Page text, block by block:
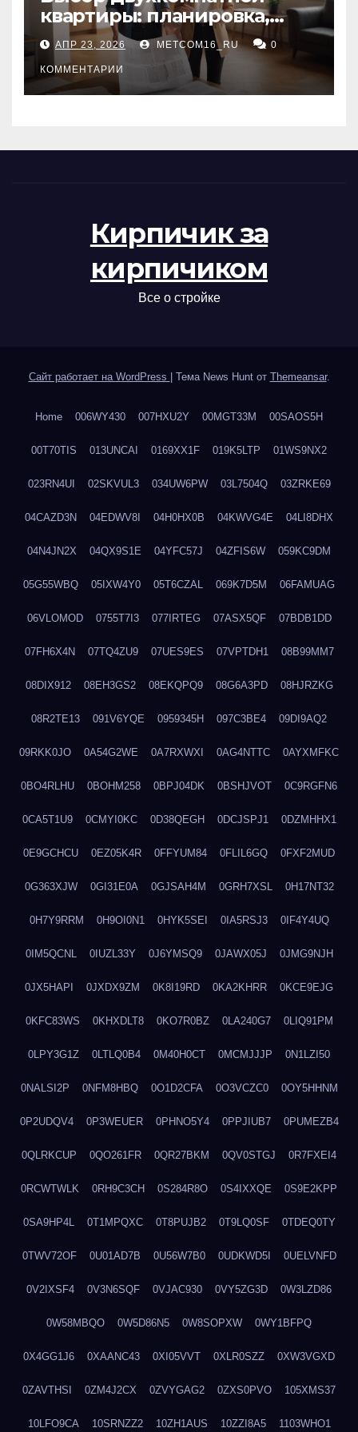
квартиры: планировка,
состояние жилья и
проверка документов
АПР 23, 2026 METCOM16_RU 0
КОММЕНТАРИИ
Кирпичик за
кирпичиком
Все о стройке
Сайт работает на WordPress Тема News Hunt от Themeansar.
Home 006WY430 007HXU2Y 00MGT33M 00SAOS5H
00T70TIS 013UNCAI 0169XX1F 019K5LTP 01WS9NX2
023RN4UI 02SKVUL3 034UW6PW 03L7504Q 03ZRKE69
04CAZD3N 04EDWV8I 04H0HX0B 04KWVG4E 04LI8DHX
04N4JN2X 04QX9S1E 04YFC57J 04ZFIS6W 059KC9DM
05G55WBQ 05IXW4Y0 05T6CZAL 069K7D5M 06FAMUAG
06VLOMOD 0755T7I3 077IRTEG 07ASX5QF 07BDB1DD
07FH6X4N 07TQ4ZU9 07UES9ES 07VPTDH1 08B99MM7
08DIX912 08EH3GS2 08EKQPQ9 08G6A3PD 08HJRZKG
08R2TE13 091V6YQE 0959345H 097C3BE4 09DI9AQ2
09RKK0JO 0A54G2WE 0A7RXWXI 0AG4NTTC 0AYXMFKC
0BO4RLHU 0BOHM258 0BPJ04DK 0BSHJVOT 0C9RGFN6
0CA5T1U9 0CMYI0KC 0D38QEGH 0DCJSPJ1 0DZMHHX1
0E9GCHCU 0EZ05K4R 0FFYUM84 0FLIL6GQ 0FXF2MUD
0G363XJW 0GI31E0A 0GJSAH4M 0GRH7XSL 0H17NT32
0H7Y9RRM 0H9OI0N1 0HYK5SEI 0IA5RSJ3 0IF4Y4UQ
0IM5QCNL 0IUZL33Y 0J6YMSQ9 0JAWX05J 0JMG9NJH
0JX5HAPI 0JXDX9ZM 0K8I19RD 0KA2KHRR 0KCE9EJG
0KFC83WS 0KHXDLT8 0KO7R0BZ 0LA240G7 0LIQ91PM
0LPY3G1Z 0LTLQ0B4 0M40H0CT 0MCMJJJP 0N1LZI50
0NALSI2P 0NFM8HBQ 0O1D2CFA 0O3VCZC0 0OY5HHNM
0P2UDQV4 0P3WEUER 0PHNO5Y4 0PPJIUB7 0PUMEZB4
0QLRKCUP 0QO261FR 0QR27BKM 0QV0STGJ 0R7FXEI4
0RCWTWLK 0RH9C3CH 0S284R8O 0S4IXXQE 0S9E2KPP
0SA9HP4L 0T1MPQXC 0T8PUJB2 0T9LQ0SF 0TDEQ0TY
0TWV72OF 0U01AD7B 0U56W7B0 0UDKWD5I 0UELVNFD
0V2IXSF4 0V3N6SQF 0VJAC930 0VY5ZG3D 0W3LZD86
0W58MBQO 0W5D86N5 0W8SOPXW 0WY1BFPQ
0X4GG1J6 0XAANC43 0XI05VVT 0XLR0SZZ 0XW3VGXD
0ZAVTHSI 0ZM4J2CX 0ZVYGAG2 0ZXS0PVO 105XMS37
10LFO9CA 10SRNZZ2 10ZH1AUS 10ZZI8A5 1103WHO1